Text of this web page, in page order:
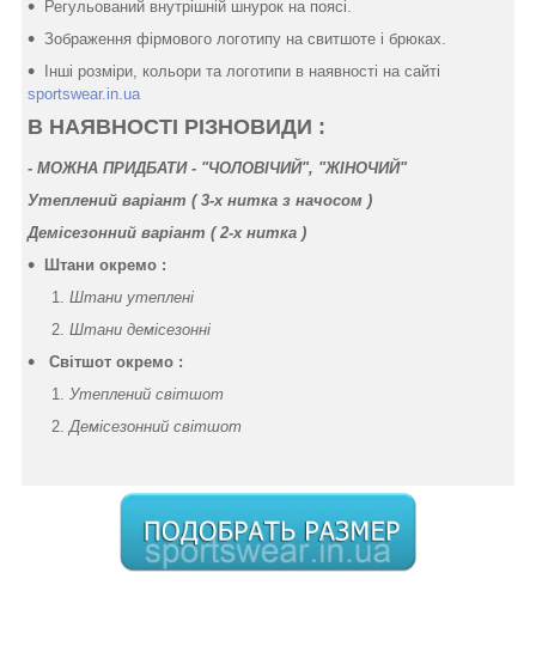
Регульований внутрішній шнурок на поясі.
Зображення фірмового логотипу на свитшоте і брюках.
Інші розміри, кольори та логотипи в наявності на сайті
sportswear.in.ua
В НАЯВНОСТІ РІЗНОВИДИ :
- МОЖНА ПРИДБАТИ - "ЧОЛОВІЧИЙ", "ЖІНОЧИЙ"
Утеплений варіант ( 3-х нитка з начосом )
Демісезонний варіант ( 2-х нитка )
Штани окремо :
Штани утеплені
Штани демісезонні
Світшот окремо :
Утеплений світшот
Демісезонний світшот